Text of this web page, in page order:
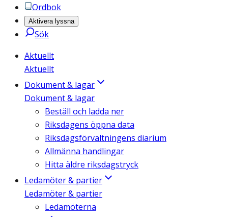
Ordbok
Aktivera lyssna
Sök
Aktuellt
Aktuellt
Dokument & lagar
Dokument & lagar
Beställ och ladda ner
Riksdagens öppna data
Riksdagsförvaltningens diarium
Allmänna handlingar
Hitta äldre riksdagstryck
Ledamöter & partier
Ledamöter & partier
Ledamöterna